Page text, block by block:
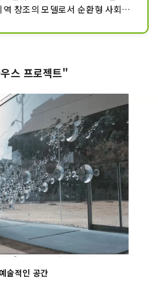
역 창조의 모델로서 순환형 사회를
부지 내에 있는 제련소 흔적은
교통성 '섬의 보물 100경'으로 선
니다.
누 이누지마 섬 간의 정기선 아
루 “보전발 15:15” “이누지마 섬
15:35”는 미술관의 개관일만 운
스 프로젝트"
술적인 공간